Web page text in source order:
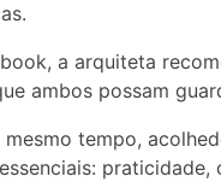
a arquiteta
ambos possam
tempo,